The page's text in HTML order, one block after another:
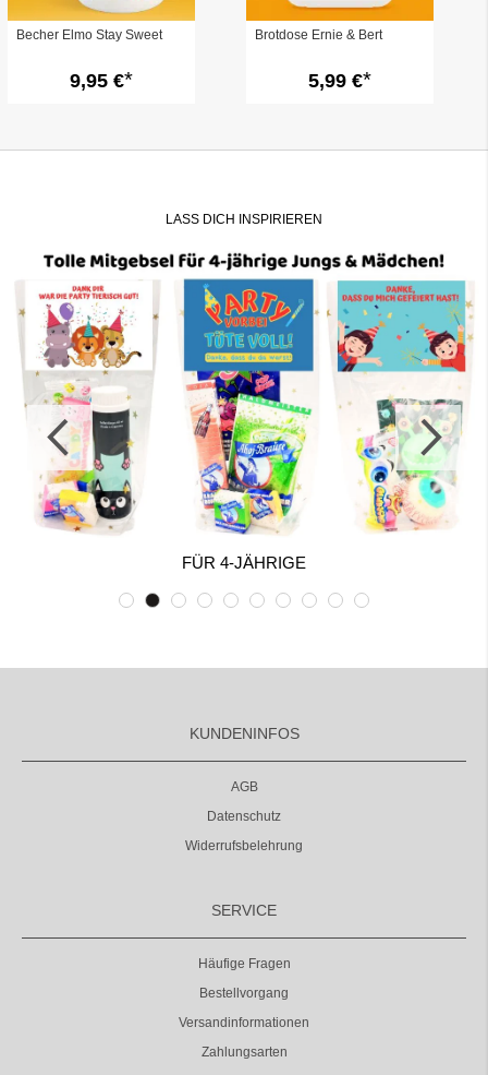
Becher Elmo Stay Sweet
9,95 €
Brotdose Ernie & Bert
5,99 €
LASS DICH INSPIRIEREN
FÜR 4-JÄHRIGE
KUNDENINFOS
AGB
Datenschutz
Widerrufsbelehrung
SERVICE
Häufige Fragen
Bestellvorgang
Versandinformationen
Zahlungsarten